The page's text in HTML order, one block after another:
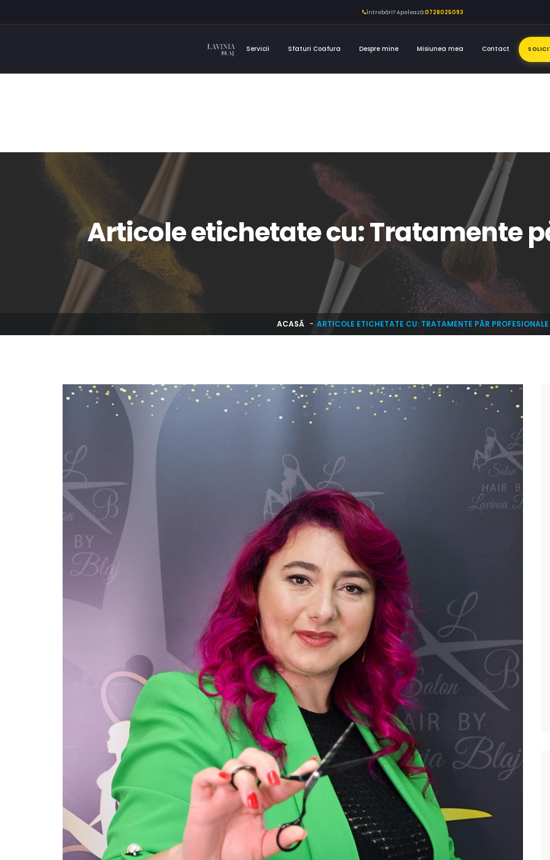
Întrebări? Apelează:0728025093
Servicii Sfaturi Coafura Despre mine Misiunea mea Contact
Articole etichetate cu: Tratamente
ACASĂ ARTICOLE ETICHETATE CU: TRATAMENTE PĂR PROFESIONALE